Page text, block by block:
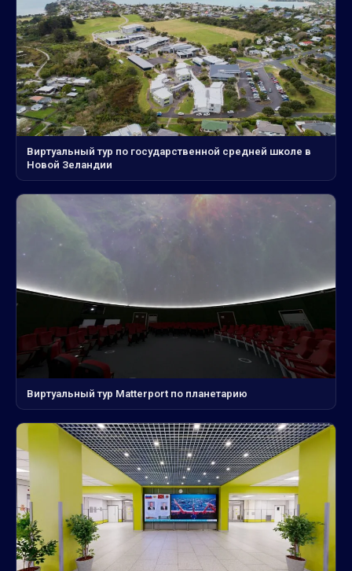
Виртуальный тур по государственной средней школе в
Новой Зеландии
Виртуальный тур Matterport по планетарию